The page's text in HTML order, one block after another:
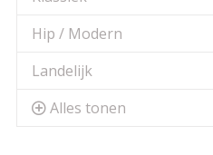
Hip / Modern
Landelijk
Alles tonen